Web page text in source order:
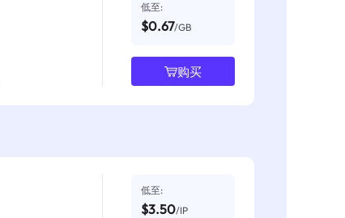
低至:
$0.67/GB
购买
低至:
$3.50/IP